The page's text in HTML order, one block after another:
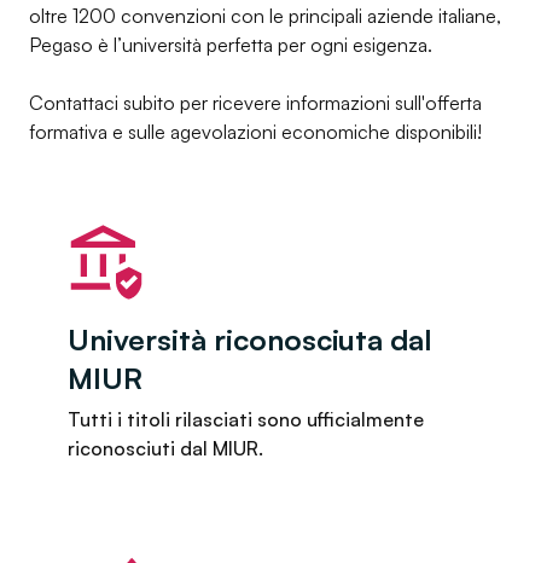
oltre 1200 convenzioni con le principali aziende italiane,
Pegaso è l’università perfetta per ogni esigenza.
Contattaci subito per ricevere informazioni sull'offerta
formativa e sulle agevolazioni economiche disponibili!
Università riconosciuta dal
MIUR
Tutti i titoli rilasciati sono ufficialmente
riconosciuti dal MIUR.